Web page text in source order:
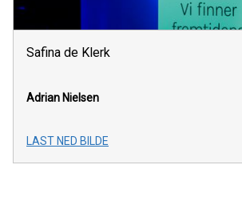
Safina de Klerk
Adrian Nielsen
LAST NED BILDE